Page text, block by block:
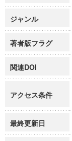
ジャンル
著者版フラグ
関連DOI
アクセス条件
最終更新日